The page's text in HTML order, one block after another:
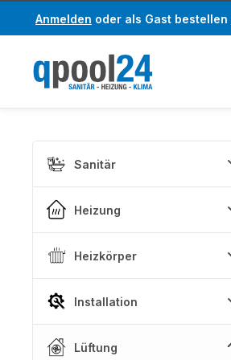
Hauptinhalt springen
Zur Suche springen
Anmelden oder als Gast bestellen
Sanitär
Heizung
Heizkörper
Installation
Lüftung